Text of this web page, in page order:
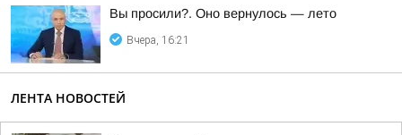
Вы просили?. Оно вернулось — лето
Вчера, 16:21
ЛЕНТА НОВОСТЕЙ